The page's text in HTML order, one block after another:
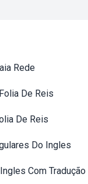
Rede
De Reis
De Reis
Do Ingles
Com Tradução